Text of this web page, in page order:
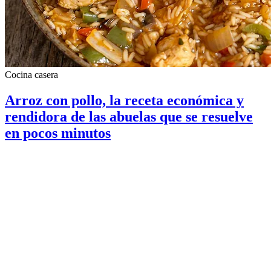
Cocina casera
Arroz con pollo, la receta económica y
rendidora de las abuelas que se resuelve
en pocos minutos